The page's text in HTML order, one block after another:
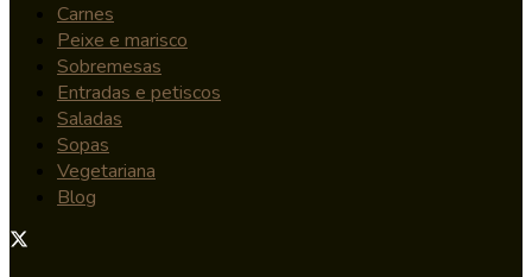
Carnes
Peixe e marisco
Sobremesas
Entradas e petiscos
Saladas
Sopas
Vegetariana
Blog